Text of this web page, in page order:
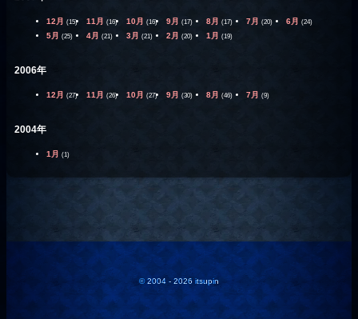
12月 (15) 11月 (16) 10月 (16) 9月 (17) 8月 (17) 7月 (20) 6月 (24)
5月 (25) 4月 (21) 3月 (21) 2月 (20) 1月 (19)
2006年
12月 (27) 11月 (26) 10月 (27) 9月 (30) 8月 (46) 7月 (9)
2004年
1月 (1)
© 2004 - 2026 itsupin